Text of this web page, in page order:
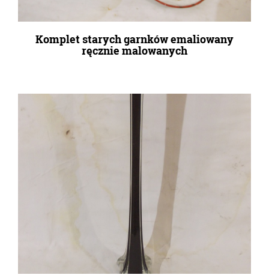
Komplet starych garnków emaliowany
ręcznie malowanych